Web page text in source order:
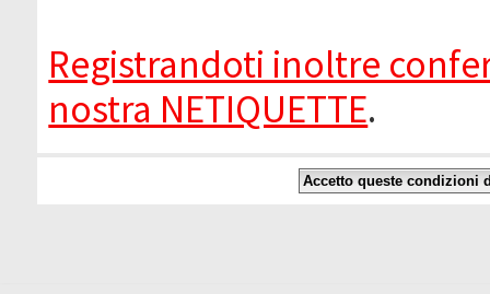
Registrandoti inoltre
nostra NETIQUETTE.